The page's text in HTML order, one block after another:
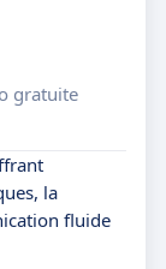
gratuite
la
fluide